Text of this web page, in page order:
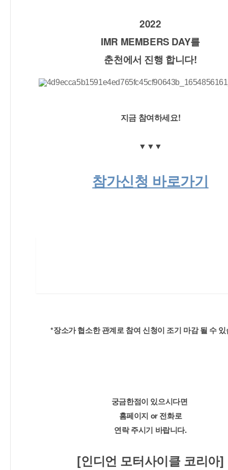
2022
IMR MEMBERS DAY를
춘천에서 진행 합니다!
지금 참여하세요!
▼▼▼
참가신청 바로가기
*장소가 협소한 관계로 참여 신청이 조기 마감 될 수
궁금한점이 있으시다면
홈페이지 or 전화로
연락 주시기 바랍니다.
[인디언 모터사이클 코리아]